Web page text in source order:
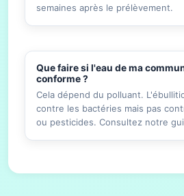
semaines après le prélèvement.
Que faire si l'eau de ma
conforme ?
Cela dépend du polluant.
contre les bactéries mais pas
ou pesticides. Consultez notre